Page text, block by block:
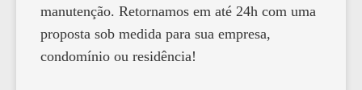
manutenção. Retornamos em até 24h com uma
proposta sob medida para sua empresa,
condomínio ou residência!